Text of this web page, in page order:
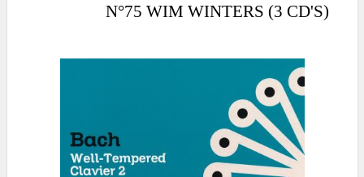
N°75 WIM WINTERS (3 CD'S)